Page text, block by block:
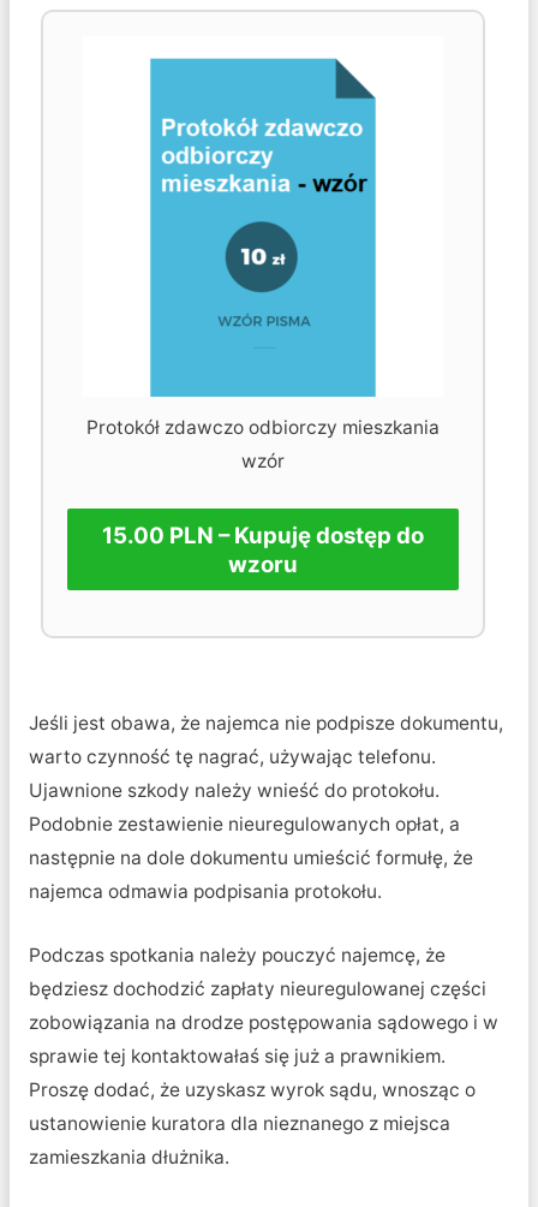
Protokół zdawczo odbiorczy mieszkania
wzór
15.00 PLN – Kupuję dostęp do
wzoru
Jeśli jest obawa, że najemca nie podpisze dokumentu,
warto czynność tę nagrać, używając telefonu.
Ujawnione szkody należy wnieść do protokołu.
Podobnie zestawienie nieuregulowanych opłat, a
następnie na dole dokumentu umieścić formułę, że
najemca odmawia podpisania protokołu.
Podczas spotkania należy pouczyć najemcę, że
będziesz dochodzić zapłaty nieuregulowanej części
zobowiązania na drodze postępowania sądowego i w
sprawie tej kontaktowałaś się już a prawnikiem.
Proszę dodać, że uzyskasz wyrok sądu, wnosząc o
ustanowienie kuratora dla nieznanego z miejsca
zamieszkania dłużnika.